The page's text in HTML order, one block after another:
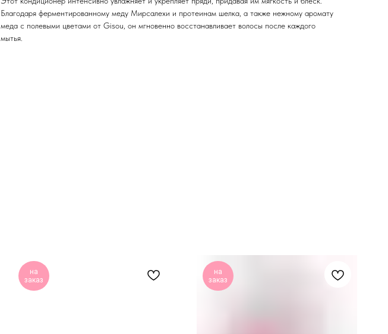
Благодаря ферментированному меду Мирсалехи и протеинам шелка, а также нежному аромату
меда с полевыми цветами от Gisou, он мгновенно восстанавливает волосы после каждого
мытья.
на
заказ
на
заказ